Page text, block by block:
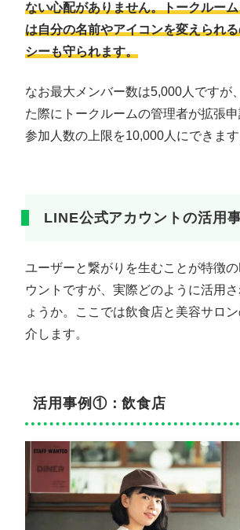
ない心配がありません。トークルー
は自分の名前やアイコンを変えられ
シーも守られます。
なお最大メンバー数は5,000人ですが
た際にトークルームの管理者が拡張申
参加人数の上限を10,000人にできます
LINE公式アカウントの活用
ユーザーと繋がりを生むことが特徴
ウントですが、実際どのように活用
ょうか。ここでは飲食店と美容サロ
介します。
活用事例①：飲食店